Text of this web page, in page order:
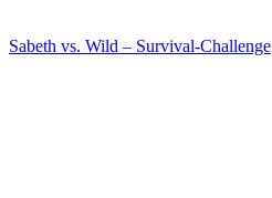
Sabeth vs. Wild – Survival-Challenge